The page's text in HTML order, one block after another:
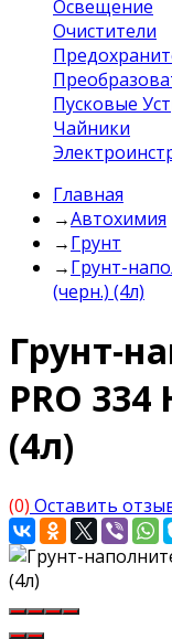
Освещение
Очистители
Пусковые
Чайники
Главная
→Автохимия
→Грунт
→Грунт-
(черн.) (4л)
Грунт-
PRO 334
(4л)
(0) Оставить